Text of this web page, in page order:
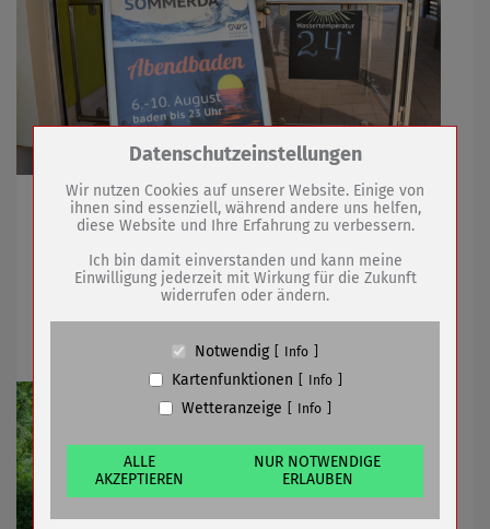
Vom 6. bis 10. August 2025
06.08.2025 mehr
Zum Betrieb der Seite notwendige Cookies /
Name
PHP Session Cookie
Anbieter
Eigentümer dieser Website (Wenko-
Wenselaar GmbH & Co. KG)
Absicherung Kontaktformular / SPAM
Cookiespeicherung Entscheidungscookie
Anbieter
Eigentümer dieser Website (Wenko-
Wenselaar GmbH & Co. KG)
Zweck
Speichert die Einstellungen der Besucher
bezüglich der Speicherung von Cookies.
Cookie Name
dywc
Datenschutzeinstellungen
Wir nutzen Cookies auf unserer Website. Einige von
ihnen sind essenziell, während andere uns helfen,
diese Website und Ihre Erfahrung zu verbessern.
Ich bin damit einverstanden und kann meine
Einwilligung jederzeit mit Wirkung für die Zukunft
widerrufen oder ändern.
Notwendig Info
Kartenfunktionen Info
Wetteranzeige Info
ALLE
AKZEPTIEREN
NUR NOTWENDIGE
ERLAUBEN